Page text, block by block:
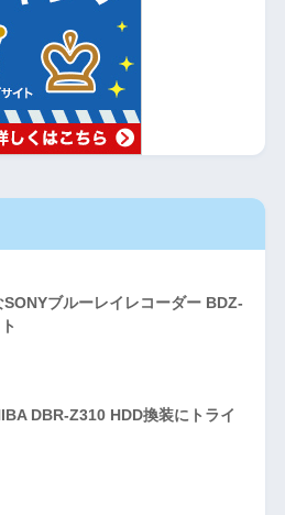
SONYブルーレイレコーダー BDZ-
DBR-Z310 HDD換装にトライ